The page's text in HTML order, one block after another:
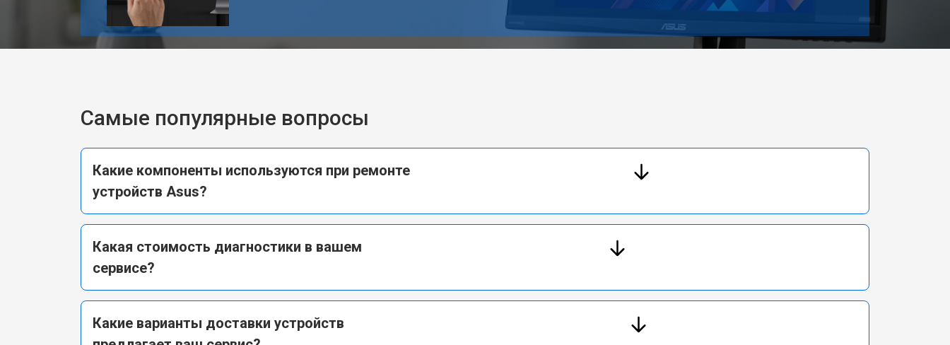
Самые популярные вопросы
Какие компоненты используются при ремонте
устройств Asus?
Какая стоимость диагностики в вашем
сервисе?
Какие варианты доставки устройств